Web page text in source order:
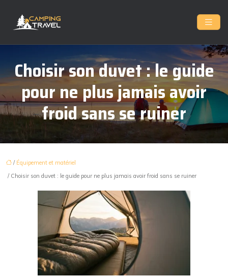
Choisir son duvet : le guide
pour ne plus jamais avoir
froid sans se ruiner
/ Équipement et matériel
/ Choisir son duvet : le guide pour ne plus jamais avoir froid sans se ruiner